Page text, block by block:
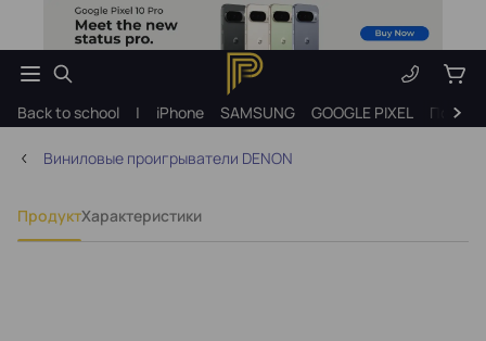
Back to school | iPhone SAMSUNG GOOGLE PIXEL
Виниловые проигрыватели DENON
ПродуктХарактеристики